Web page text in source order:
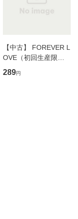
【中古】 FOREVER L
OVE（初回生産限定
盤） / 清水翔太×加藤
ミリヤ / [CD]【メール
289円